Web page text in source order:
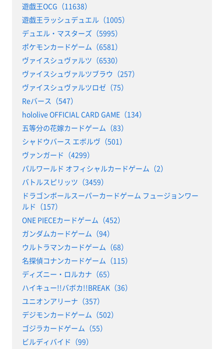
遊戯王OCG（11638）
遊戯王ラッシュデュエル（1005）
デュエル・マスターズ（5995）
ポケモンカードゲーム（6581）
ヴァイスシュヴァルツ（6530）
ヴァイスシュヴァルツブラウ（257）
ヴァイスシュヴァルツロゼ（75）
Reバース（547）
hololive OFFICIAL CARD GAME（134）
五等分の花嫁カードゲーム（83）
シャドウバース エボルヴ（501）
ヴァンガード（4299）
パルワールド オフィシャルカードゲーム（2）
バトルスピリッツ（3459）
ドラゴンボールスーパーカードゲーム フュージョンワー
ルド（157）
ONE PIECEカードゲーム（452）
ガンダムカードゲーム（94）
ウルトラマンカードゲーム（68）
名探偵コナンカードゲーム（115）
ディズニー・ロルカナ（65）
ハイキュー!!バボカ!!BREAK（36）
ユニオンアリーナ（357）
デジモンカードゲーム（502）
ゴジラカードゲーム（55）
ビルディバイド（99）